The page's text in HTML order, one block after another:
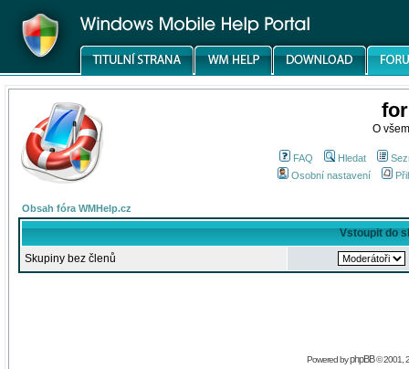
O
FAQ Hledat
Osobní nastavení
Obsah fóra WMHelp.cz
Vstoupit do
Skupiny bez členů
Powered byphpBB© 2001,